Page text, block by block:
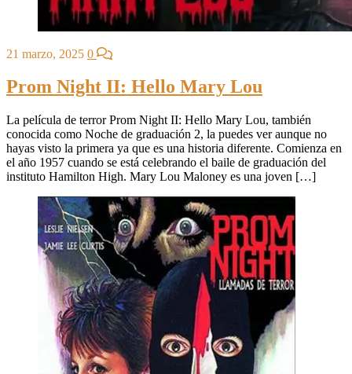
21 marzo, 2025 0
Prom Night II: Hello Mary Lou
La película de terror Prom Night II: Hello Mary Lou, también
conocida como Noche de graduación 2, la puedes ver aunque no
hayas visto la primera ya que es una historia diferente. Comienza en
el año 1957 cuando se está celebrando el baile de graduación del
instituto Hamilton High. Mary Lou Maloney es una joven […]